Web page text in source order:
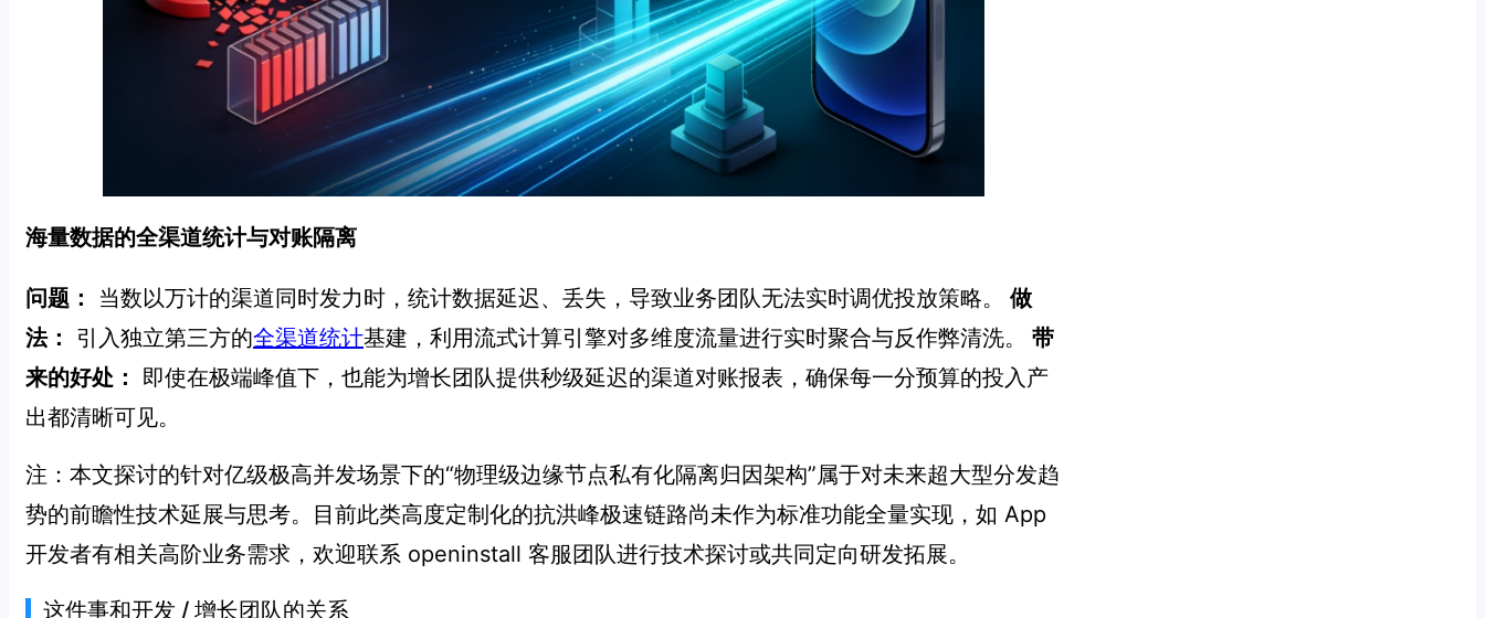
海量数据的全渠道统计与对账隔离
问题： 当数以万计的渠道同时发力时，统计数据延迟、丢失，导致业务团队无法实时调优投放策略。
做
法：
引入独立第三方的全渠道统计基建，利用流式计算引擎对多维度流量进行实时聚合与反作弊清洗。
带
来的好处：
即使在极端峰值下，也能为增长团队提供秒级延迟的渠道对账报表，确保每一分预算的投入产
出都清晰可见。
注：本文探讨的针对亿级极高并发场景下的“物理级边缘节点私有化隔离归因架构”属于对未来超大型分发趋
势的前瞻性技术延展与思考。目前此类高度定制化的抗洪峰极速链路尚未作为标准功能全量实现，如 App
开发者有相关高阶业务需求，欢迎联系 openinstall 客服团队进行技术探讨或共同定向研发拓展。
这件事和开发 / 增长团队的关系